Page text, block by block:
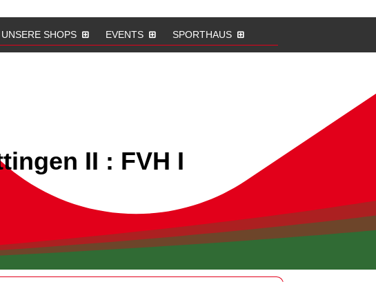
UNSERE SHOPS EVENTS SPORTHAUS
II : FVH I